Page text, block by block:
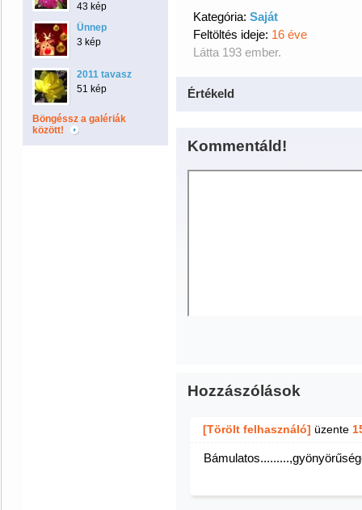
43 kép
Ünnep
3 kép
2011 tavasz
51 kép
Böngéssz a galériák
között!
Kategória: Saját
Feltöltés ideje: 16 éve
Látta 193 ember.
Értékeld
Kommentáld!
Hozzászólások
[Törölt felhasználó] üzente